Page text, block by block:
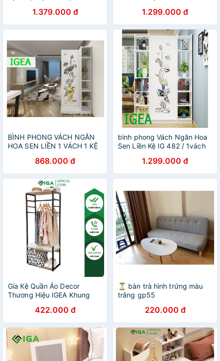
1.379.000 đ 1.299.000 đ
BÌNH PHONG VÁCH NGĂN
HOA SEN LIỀN 1 VÁCH 1 KỆ
868.000 đ
bình phong Vách Ngăn Hoa
Sen Liền Kệ IG 482 / 1vách
1.299.000 đ
Gía Kệ Quần Áo Decor
Thương Hiệu IGEA Khung
Phong Cách Bắc Âu - GM07
422.000 đ
⏳ bàn trà hình trứng màu
trắng gp55
220.000 đ